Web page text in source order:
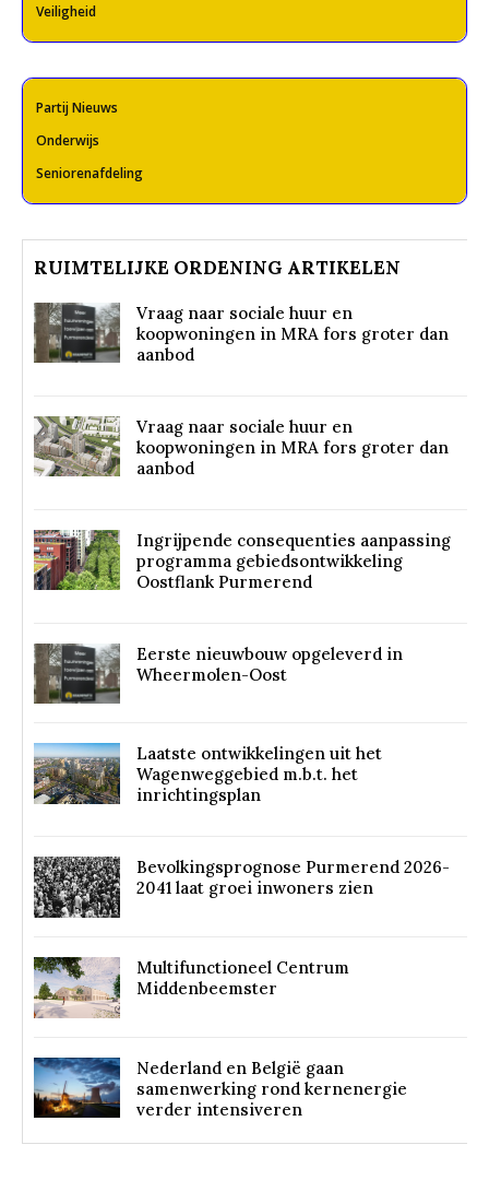
Veiligheid
Partij Nieuws
Onderwijs
Seniorenafdeling
RUIMTELIJKE ORDENING ARTIKELEN
Vraag naar sociale huur en
koopwoningen in MRA fors groter dan
aanbod
Vraag naar sociale huur en
koopwoningen in MRA fors groter dan
aanbod
Ingrijpende consequenties aanpassing
programma gebiedsontwikkeling
Oostflank Purmerend
Eerste nieuwbouw opgeleverd in
Wheermolen-Oost
Laatste ontwikkelingen uit het
Wagenweggebied m.b.t. het
inrichtingsplan
Bevolkingsprognose Purmerend 2026-
2041 laat groei inwoners zien
Multifunctioneel Centrum
Middenbeemster
Nederland en België gaan
samenwerking rond kernenergie
verder intensiveren